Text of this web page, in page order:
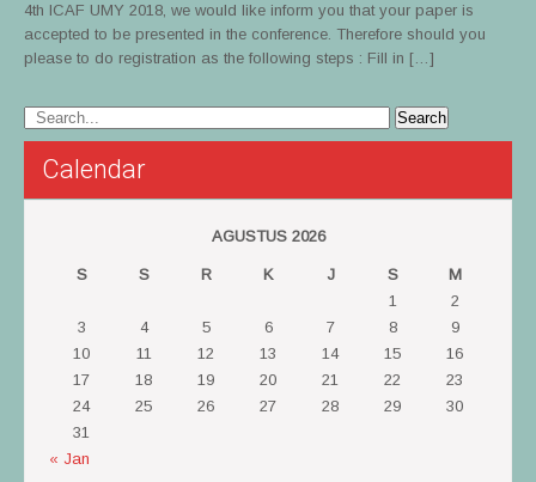
4th ICAF UMY 2018, we would like inform you that your paper is
accepted to be presented in the conference. Therefore should you
please to do registration as the following steps : Fill in […]
Calendar
AGUSTUS 2026
S S R K J S
M
1
2
3
4 5 6 7 8
9
10
11 12 13 14 15
16
17
18 19 20 21 22
23
24
25 26 27 28 29
30
31
« Jan